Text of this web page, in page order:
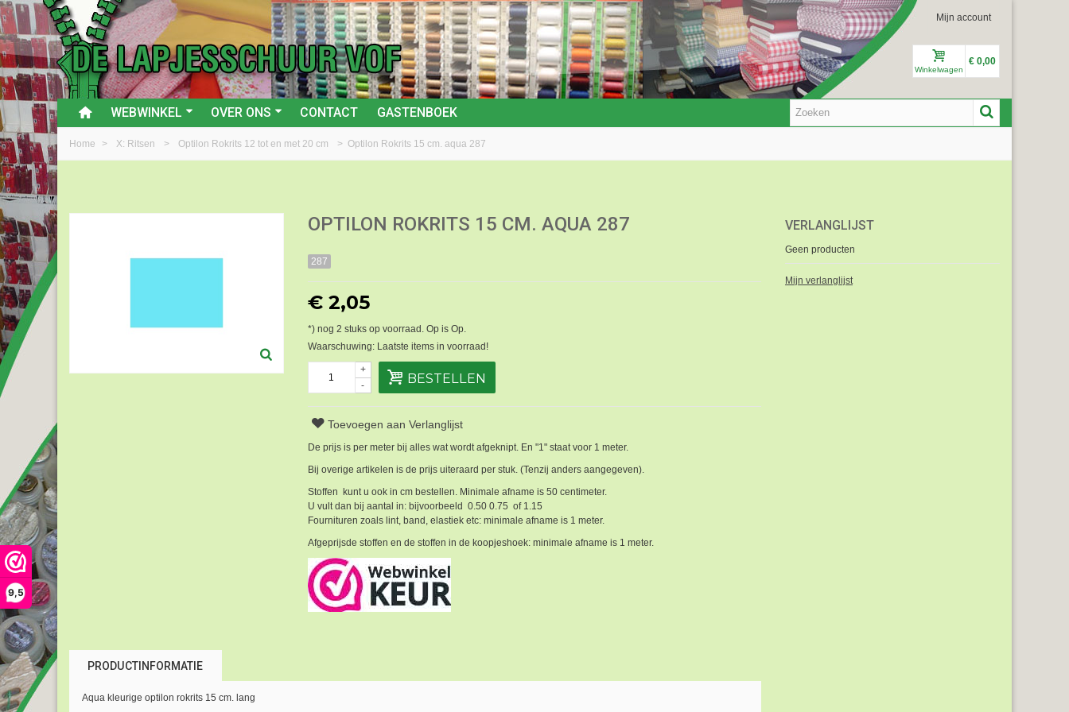
9,5
Mijn account
Winkelwagen
€ 0,00
WEBWINKEL OVER ONS CONTACT GASTENBOEK
Home > X: Ritsen > Optilon Rokrits 12 tot en met 20 cm > Optilon Rokrits 15 cm. aqua 287
OPTILON ROKRITS 15 CM. AQUA 287
287
€ 2,05
*) nog 2 stuks op voorraad. Op is Op.
Waarschuwing: Laatste items in voorraad!
-
+
BESTELLEN
Toevoegen aan Verlanglijst
De prijs is per meter bij alles wat wordt afgeknipt. En "1" staat voor 1 meter.
Bij overige artikelen is de prijs uiteraard per stuk. (Tenzij anders aangegeven).
Stoffen kunt u ook in cm bestellen. Minimale afname is 50 centimeter.
U vult dan bij aantal in: bijvoorbeeld 0.50 0.75 of 1.15
Fournituren zoals lint, band, elastiek etc: minimale afname is 1 meter.
Afgeprijsde stoffen en de stoffen in de koopjeshoek: minimale afname is 1 meter.
PRODUCTINFORMATIE
Aqua kleurige optilon rokrits 15 cm. lang
VERLANGLIJST
Geen producten
Mijn verlanglijst